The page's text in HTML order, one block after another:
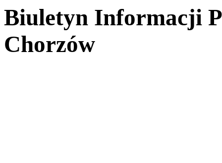
Biuletyn Informacji
Chorzów